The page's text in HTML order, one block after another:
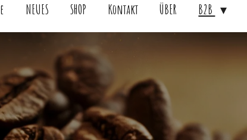
NEUES SHOP Kontakt ÜBER B2B